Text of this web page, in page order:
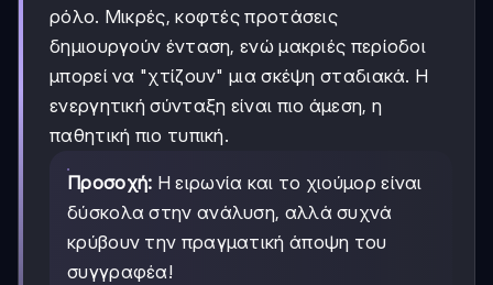
ρόλο. Μικρές, κοφτές προτάσεις
δημιουργούν ένταση, ενώ μακριές περίοδοι
μπορεί να "χτίζουν" μια σκέψη σταδιακά. Η
ενεργητική σύνταξη είναι πιο άμεση, η
παθητική πιο τυπική.
Προσοχή: Η ειρωνία και το χιούμορ είναι
δύσκολα στην ανάλυση, αλλά συχνά
κρύβουν την πραγματική άποψη του
συγγραφέα!